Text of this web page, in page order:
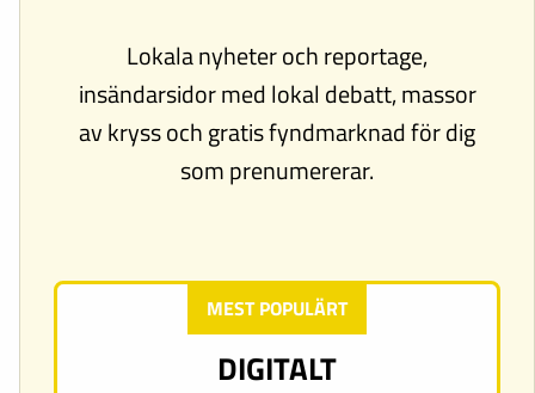
Lokala nyheter och reportage,
insändarsidor med lokal debatt, massor
av kryss och gratis fyndmarknad för dig
som prenumererar.
MEST POPULÄRT
DIGITALT